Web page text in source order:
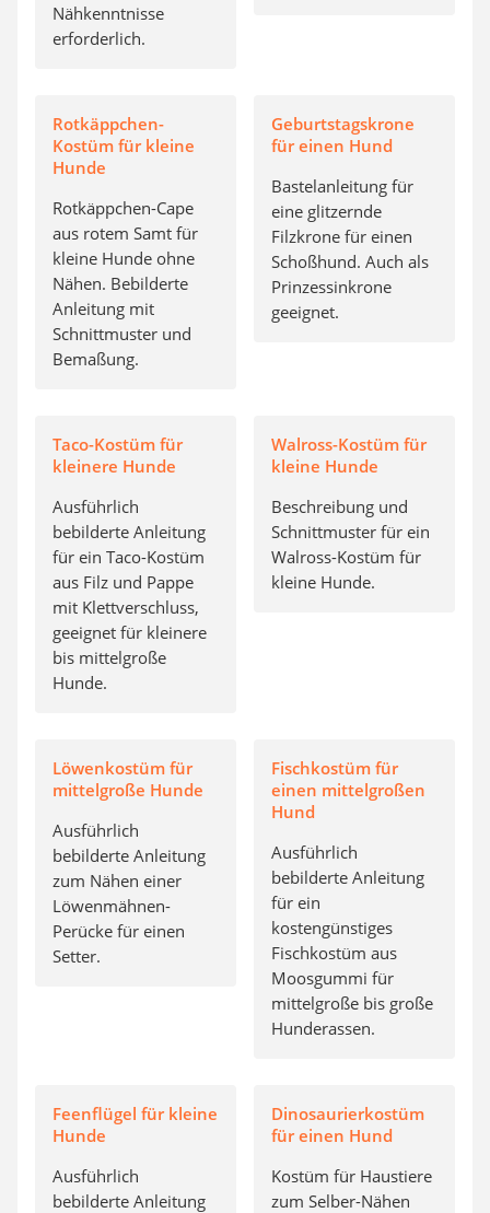
Nähkenntnisse
erforderlich.
Rotkäppchen-
Kostüm für kleine
Hunde
Rotkäppchen-Cape
aus rotem Samt für
kleine Hunde ohne
Nähen. Bebilderte
Anleitung mit
Schnittmuster und
Bemaßung.
Geburtstagskrone
für einen Hund
Bastelanleitung für
eine glitzernde
Filzkrone für einen
Schoßhund. Auch als
Prinzessinkrone
geeignet.
Taco-Kostüm für
kleinere Hunde
Ausführlich
bebilderte Anleitung
für ein Taco-Kostüm
aus Filz und Pappe
mit Klettverschluss,
geeignet für kleinere
bis mittelgroße
Hunde.
Walross-Kostüm für
kleine Hunde
Beschreibung und
Schnittmuster für ein
Walross-Kostüm für
kleine Hunde.
Löwenkostüm für
mittelgroße Hunde
Ausführlich
bebilderte Anleitung
zum Nähen einer
Löwenmähnen-
Perücke für einen
Setter.
Fischkostüm für
einen mittelgroßen
Hund
Ausführlich
bebilderte Anleitung
für ein
kostengünstiges
Fischkostüm aus
Moosgummi für
mittelgroße bis große
Hunderassen.
Feenflügel für kleine
Hunde
Ausführlich
bebilderte Anleitung
Dinosaurierkostüm
für einen Hund
Kostüm für Haustiere
zum Selber-Nähen